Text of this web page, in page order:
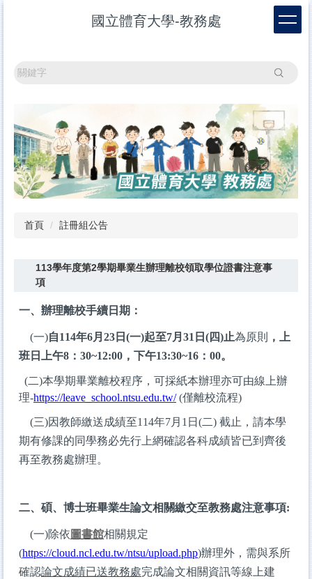
國立體育大學-教務處
搜尋
首頁 註冊組公告
113學年度第2學期畢業生辦理離校領取學位證書注意事
項
一、辦理離校手續日期：
(一)自114年6月23日(一)起至7月31日(四)止為原則
，上
班日上午8：30~12:00，下午13:30~16：00。
(二)本學期畢業離校程序，可採紙本辦理亦可由線上辦
理-https://leave_school.ntsu.edu.tw/ (僅離校流程)
(三)因教師繳送成績至114年7月1日(二) 截止，請本學
期有修課的同學務必先行上網確認各科成績皆已到齊後
再至教務處辦理。
二、碩、博士班畢業生論文相關繳交至教務處注意事項:
(一)除依 圖書館相關規定
(https://cloud.ncl.edu.tw/ntsu/upload.php)辦理外，需與系所
確認論文成績已送教務處完成論文相關資訊等線上建